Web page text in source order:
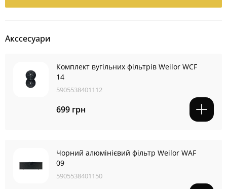
Акссесуари
Комплект вугільних фільтрів Weilor WCF
14
5905538401112
699 грн
Чорний алюмінієвий фільтр Weilor WAF
09
5905538401150